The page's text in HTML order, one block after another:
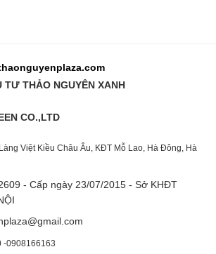
THẢO NGUYÊN XANH
CO.,LTD
Việt Kiều Châu Âu, KĐT Mỗ Lao, Hà Đông, Hà
- Cấp ngày 23/07/2015 - Sở KHĐT
-0908166163